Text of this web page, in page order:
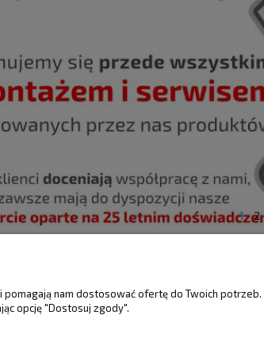
1 2
MOJE KONTO
nam dostosować ofertę do Twoich
opcję "Dostosuj zgody".